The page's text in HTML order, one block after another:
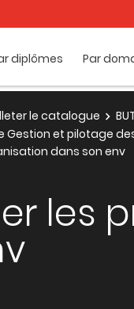
diplômes Par
le catalogue
Gestion et pilotage
dans son env